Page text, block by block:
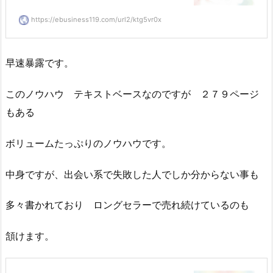
https://ebusiness119.com/url2/ktg5vr0x
早速暴露です。
このノウハウ テキストベースなのですが ２７９ページ
もある
ボリュームたっぷりのノウハウです。
中身ですが、出会い系で失敗した人でしか分からない事も
多々書かれており ロングセラーで売れ続けているのも
頷けます。